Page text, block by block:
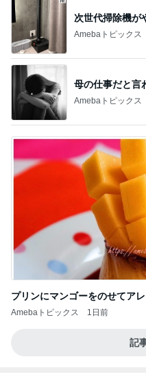
次世代掃除機が
Amebaトピックス
母の仕事だと言
Amebaトピックス
プリンにマンゴーをのせてア
Amebaトピックス 1日前
記